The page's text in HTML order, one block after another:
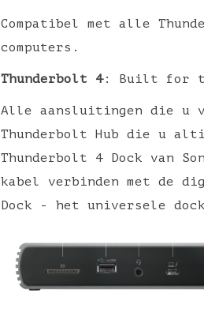
Compatibel met alle
computers.
Thunderbolt 4: Built for
Alle aansluitingen die u
Thunderbolt Hub die u
Thunderbolt 4 Dock van
kabel verbinden met de
Dock - het universele